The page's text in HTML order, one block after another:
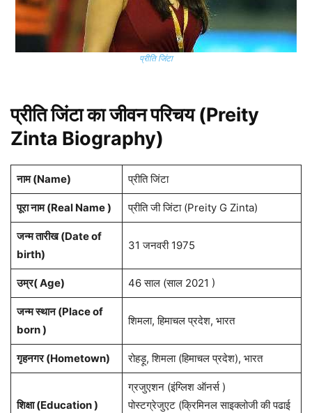
प्रीति जिंटा
प्रीति जिंटा का जीवन परिचय(Preity
Zinta Biography)
नाम (Name) प्रीति जिंटा
पूरा नाम (Real Name ) प्रीति जी जिंटा (Preity G Zinta)
जन्म तारीख (Date of
birth)
31 जनवरी 1975
उम्र( Age) 46 साल (साल 2021 )
जन्म स्थान (Place of
born )
शिमला, हिमाचल प्रदेश, भारत
गृहनगर (Hometown) रोहड़ू, शिमला (हिमाचल प्रदेश), भारत
शिक्षा (Education )
ग्रजुएशन (इंग्लिश ऑनर्स )
पोस्टग्रेजुएट (क्रिमिनल साइक्लोजी की पढाई